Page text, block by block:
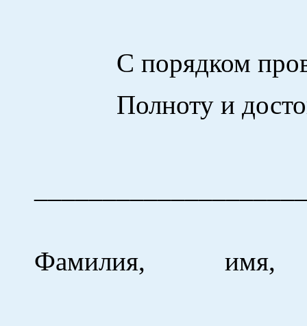
С порядком
Полноту и
Фамилия, имя,